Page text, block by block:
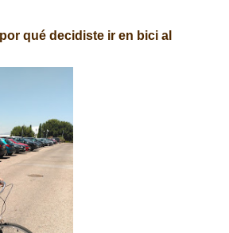
qué decidiste ir en bici al